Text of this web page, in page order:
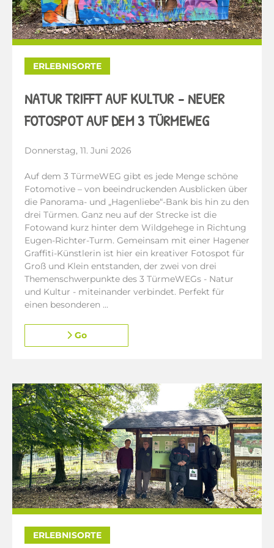
ERLEBNISORTE
NATUR TRIFFT AUF KULTUR - NEUER
FOTOSPOT AUF DEM 3 TÜRMEWEG
Donnerstag, 11. Juni 2026
Auf dem 3 TürmeWEG gibt es jede Menge schöne
Fotomotive – von beeindruckenden Ausblicken über
die Panorama- und „Hagenliebe“-Bank bis hin zu den
drei Türmen. Ganz neu auf der Strecke ist die
Fotowand kurz hinter dem Wildgehege in Richtung
Eugen-Richter-Turm. Gemeinsam mit einer Hagener
Graffiti-Künstlerin ist hier ein kreativer Fotospot für
Groß und Klein entstanden, der zwei von drei
Themenschwerpunkte des 3 TürmeWEGs - Natur
und Kultur - miteinander verbindet. Perfekt für
einen besonderen ...
Go
ERLEBNISORTE